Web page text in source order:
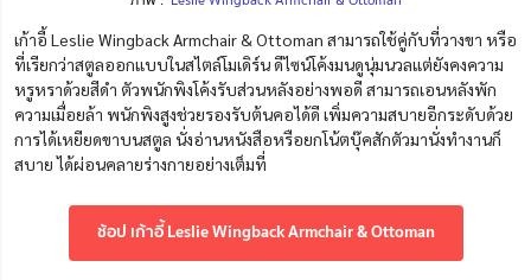
เก้าอี้ Leslie Wingback Armchair & Ottoman สามารถใช้คู่กับที่วางขา หรือ
ที่เรียกว่าสตูลออกแบบในสไตล์โมเดิร์น ดีไซน์โค้งมนดูนุ่มนวลแต่ยังคงความ
หรูหราด้วยสีดำ ตัวพนักพิงโค้งรับส่วนหลังอย่างพอดี สามารถเอนหลังพัก
ความเมื่อยล้า พนักพิงสูงช่วยรองรับต้นคอได้ดี เพิ่มความสบายอีกระดับด้วย
การได้เหยียดขาบนสตูล นั่งอ่านหนังสือหรือยกโน้ตบุ๊คสักตัวมานั่งทำงานก็
สบาย ได้ผ่อนคลายร่างกายอย่างเต็มที่
ช้อป เก้าอี้ Leslie Wingback Armchair & Ottoman